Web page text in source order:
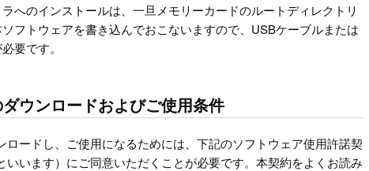
へのインストールは、一旦メモリーカードのルートディレクトリ
ソフトウェアを書き込んでおこないますので、USBケーブルまたは
要です。
ウンロードおよびご使用条件
ロードし、ご使用になるためには、下記のソフトウェア使用許諾契
いいます）にご同意いただくことが必要です。本契約をよくお読み